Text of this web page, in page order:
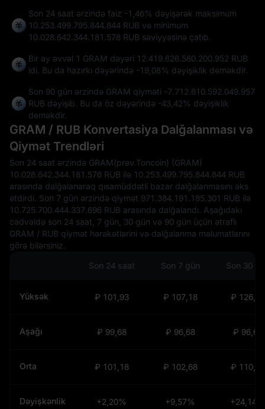
Son 24 saat ərzində faiz -1,46% dəyişərək maksimum
10.253.499.795.844.844 RUB və minimum
10.028.642.344.181.578 RUB səviyyəsinə çatıb.
Bir ay əvvəl 1 GRAM dəyəri 12.419.626.580.200.952 RUB
idi. Bu da hazırkı dəyərində -19,08% dəyişiklik deməkdir.
Son 90 gün ərzində GRAM qiyməti -7.712.610.592.049.957
RUB dəyişib. Bu da öz dəyərində -43,42% dəyişiklik
deməkdir.
GRAM / RUB Konvertasiya Dalğalanması və
Qiymət Trendləri
Son 24 saat ərzində GRAM(prev.Toncoin) (GRAM)
10.028.642.344.181.578 RUB ilə 10.253.499.795.844.844 RUB
arasında dalğalanaraq qısamüddətli bazar dalğalanmasını əks
etdirdi. Son 7 gün ərzində qiymət 971.384.191.185.301 RUB ilə
10.725.700.444.337.696 RUB arasında dalğalandı. Aşağıdakı
cədvəldə son 24 saat, 7 gün, 30 gün və 90 gün üçün ətraflı
GRAM / RUB qiymət hərəkətlərini və dalğalanma məlumatlarını
görə bilərsiniz.
Son 24 saat
Son 7 gün Son 30
Yüksək ₽ 101,93 ₽ 107,18 ₽ 126,66
Aşağı ₽ 99,68 ₽ 96,68 ₽ 96,68
Orta ₽ 101,18 ₽ 102,68 ₽ 110,18
Dəyişkənlik +2,20% +9,57% +24,14%